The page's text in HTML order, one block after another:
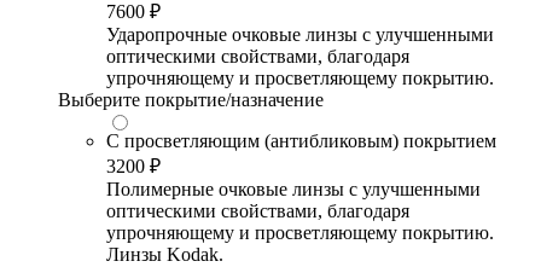
7600 ₽
Ударопрочные очковые линзы с улучшенными
оптическими свойствами, благодаря
упрочняющему и просветляющему покрытию.
Выберите покрытие/назначение
С просветляющим (антибликовым) покрытием
3200 ₽
Полимерные очковые линзы с улучшенными
оптическими свойствами, благодаря
упрочняющему и просветляющему покрытию.
Линзы Kodak.